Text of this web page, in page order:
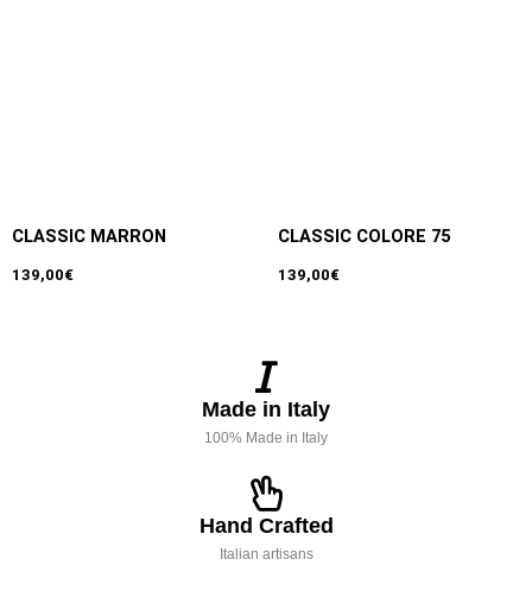
CLASSIC MARRON
139,00€
CLASSIC COLORE 75
139,00€
Made in Italy
100% Made in Italy
Hand Crafted
Italian artisans